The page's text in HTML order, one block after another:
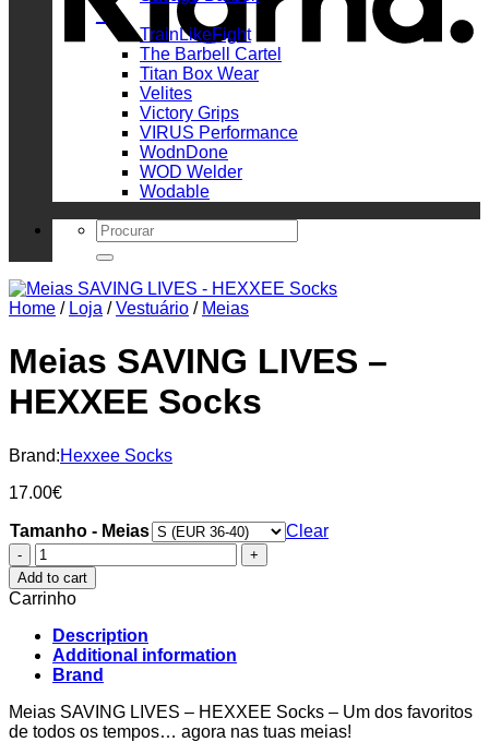
_
TrainLikeFight
The Barbell Cartel
Titan Box Wear
Velites
Victory Grips
VIRUS Performance
WodnDone
WOD Welder
Wodable
Search
for:
Home / Loja / Vestuário / Meias
Meias SAVING LIVES –
HEXXEE Socks
Brand:Hexxee Socks
17.00€
Tamanho - Meias
Clear
Meias
SAVING
LIVES
-
HEXXEE
Socks
quantity
Add to cart
Carrinho
Description
Additional information
Brand
Meias SAVING LIVES – HEXXEE Socks – Um dos favoritos
de todos os tempos… agora nas tuas meias!